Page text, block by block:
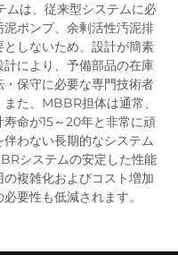
は、従来型システムに必
ポンプ、余剰活性汚泥排
しないため、設計が簡素
により、予備部品の在庫
保守に必要な専門技術者
た、MBBR担体は通常、
命が15～20年と非常に頑
わない長期的なシステム
システムの安定した性能
複雑化およびコスト増加
要性も低減されます。